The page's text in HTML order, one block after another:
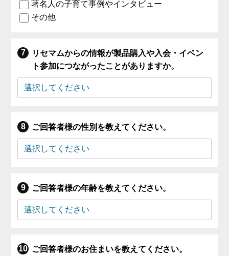
著名人の子育て事例やインタビュー
その他
リセマムからの情報が製品購入や入会・イベン
ト参加につながったことがありますか。
ご回答者様の性別を教えてください。
ご回答者様の年齢を教えてください。
ご回答者様のお住まいを教えてください。